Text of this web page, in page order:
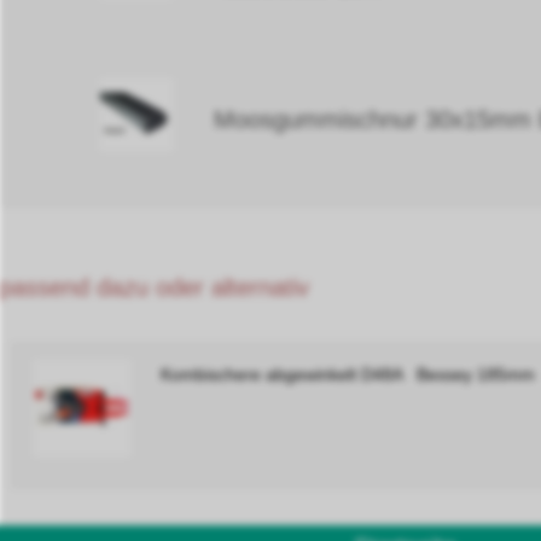
Moosgummischnur
passend dazu oder alternativ
Kombischere abgewinkelt D48A Bessey 185mm